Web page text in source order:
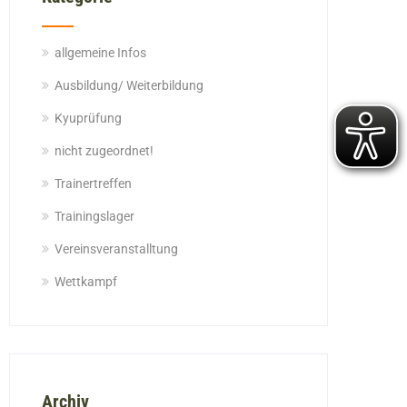
allgemeine Infos
Ausbildung/ Weiterbildung
Kyuprüfung
nicht zugeordnet!
Trainertreffen
Trainingslager
Vereinsveranstalltung
Wettkampf
Archiv